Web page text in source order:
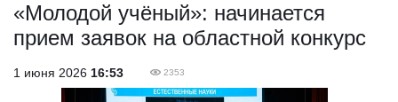
«Молодой учёный»: начинается
прием заявок на областной конкурс
1 июня 2026 16:53 2353